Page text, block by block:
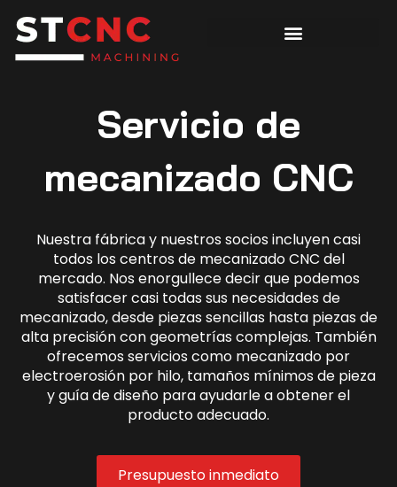
Servicio de
mecanizado CNC
Nuestra fábrica y nuestros socios incluyen casi
todos los centros de mecanizado CNC del
mercado. Nos enorgullece decir que podemos
satisfacer casi todas sus necesidades de
mecanizado, desde piezas sencillas hasta piezas de
alta precisión con geometrías complejas. También
ofrecemos servicios como mecanizado por
electroerosión por hilo, tamaños mínimos de pieza
y guía de diseño para ayudarle a obtener el
producto adecuado.
Presupuesto inmediato